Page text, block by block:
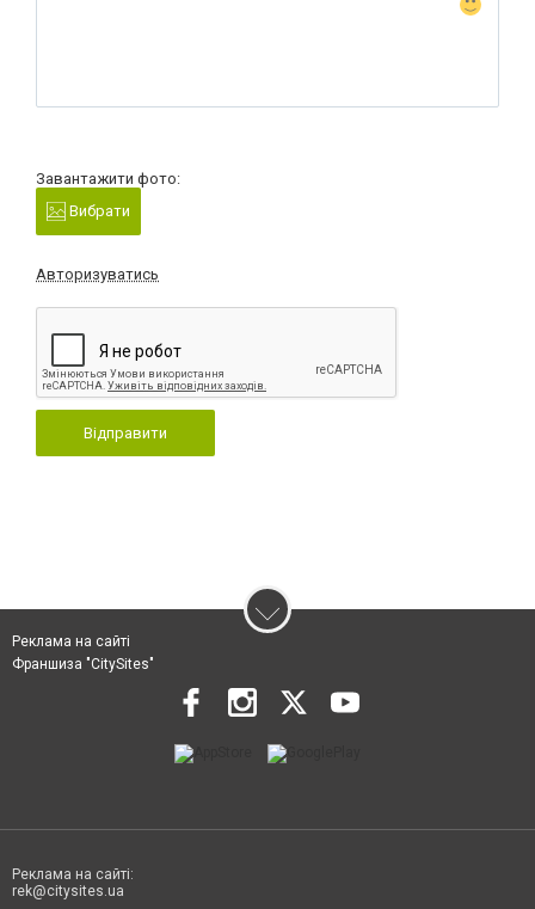
Завантажити фото:
Вибрати
Авторизуватись
Відправити
Реклама на сайті
Франшиза "CitySites"
Реклама на сайті:
rek@citysites.ua